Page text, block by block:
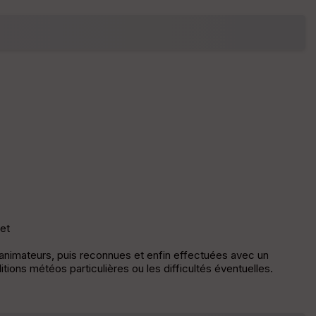
puis reconnues et enfin effectuées avec un
météos particulières ou les difficultés éventuelles.